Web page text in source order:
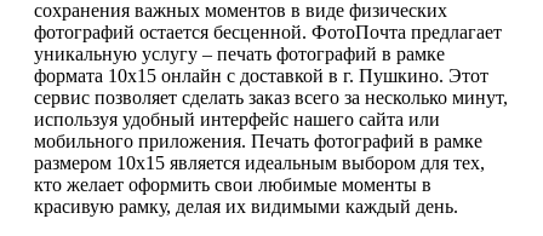
сохранения важных моментов в виде физических
фотографий остается бесценной. ФотоПочта предлагает
уникальную услугу – печать фотографий в рамке
формата 10х15 онлайн с доставкой в г. Пушкино. Этот
сервис позволяет сделать заказ всего за несколько минут,
используя удобный интерфейс нашего сайта или
мобильного приложения. Печать фотографий в рамке
размером 10х15 является идеальным выбором для тех,
кто желает оформить свои любимые моменты в
красивую рамку, делая их видимыми каждый день.